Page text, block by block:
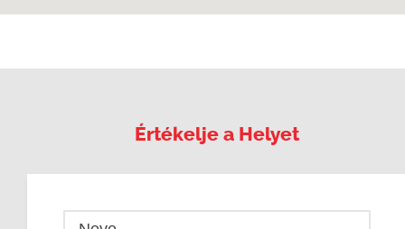
Értékelje a Helyet